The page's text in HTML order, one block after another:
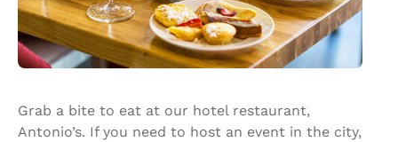
Grab a bite to eat at our hotel restaurant,
Antonio’s. If you need to host an event in the city,